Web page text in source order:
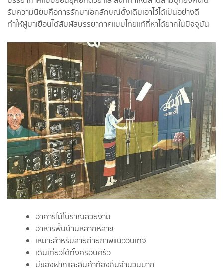
รับความนิยมคือการรักษาเอกลักษณ์ดั้งเดิมเอาไว้ได้เป็นอย่างดี
ทำให้ผู้มาเยือนได้สัมผัสบรรยากาศแบบไทยแท้ที่หาได้ยากในปัจจุบัน
อาคารไม้โบราณสวยงาม
อาหารพื้นบ้านหลากหลาย
เหมาะสำหรับสายถ่ายภาพแนววินเทจ
เดินเที่ยวได้ทั้งครอบครัว
มีของฝากและสินค้าท้องถิ่นจำนวนมาก